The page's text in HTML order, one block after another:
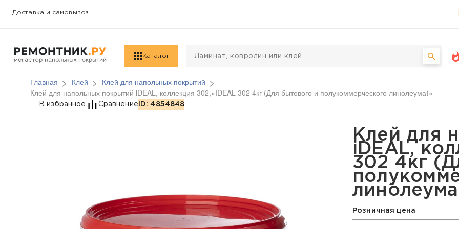
Доставка и самовывоз
Каталог
Главная Клей
Клей для напольных покрытий
Клей для напольных покрытий iDEAL, коллекция 302,«IDEAL 302 4кг (Для бытового и полукоммерческого линолеума)»
Клей для напольных покрытий iDEAL,
В избранное Сравнение ID: 4854848
Клей для
iDEAL,
302 4кг
Розничная цена